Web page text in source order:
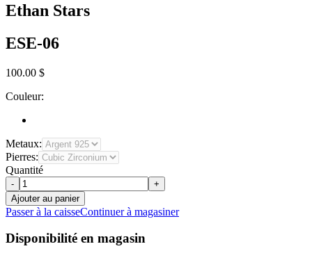
Ethan Stars
ESE-06
100.00 $
Couleur:
Metaux:
Pierres:
Quantité
-
+
Ajouter au panier
Passer à la caisseContinuer à magasiner
Disponibilité en magasin